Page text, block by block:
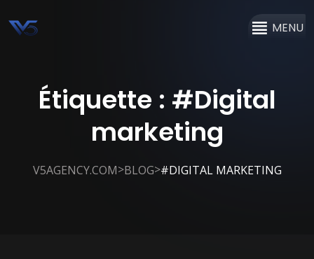
MENU
Étiquette : #Digital
marketing
V5AGENCY.COM>BLOG>#DIGITAL MARKETING